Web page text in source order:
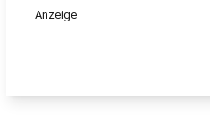
Anzeige